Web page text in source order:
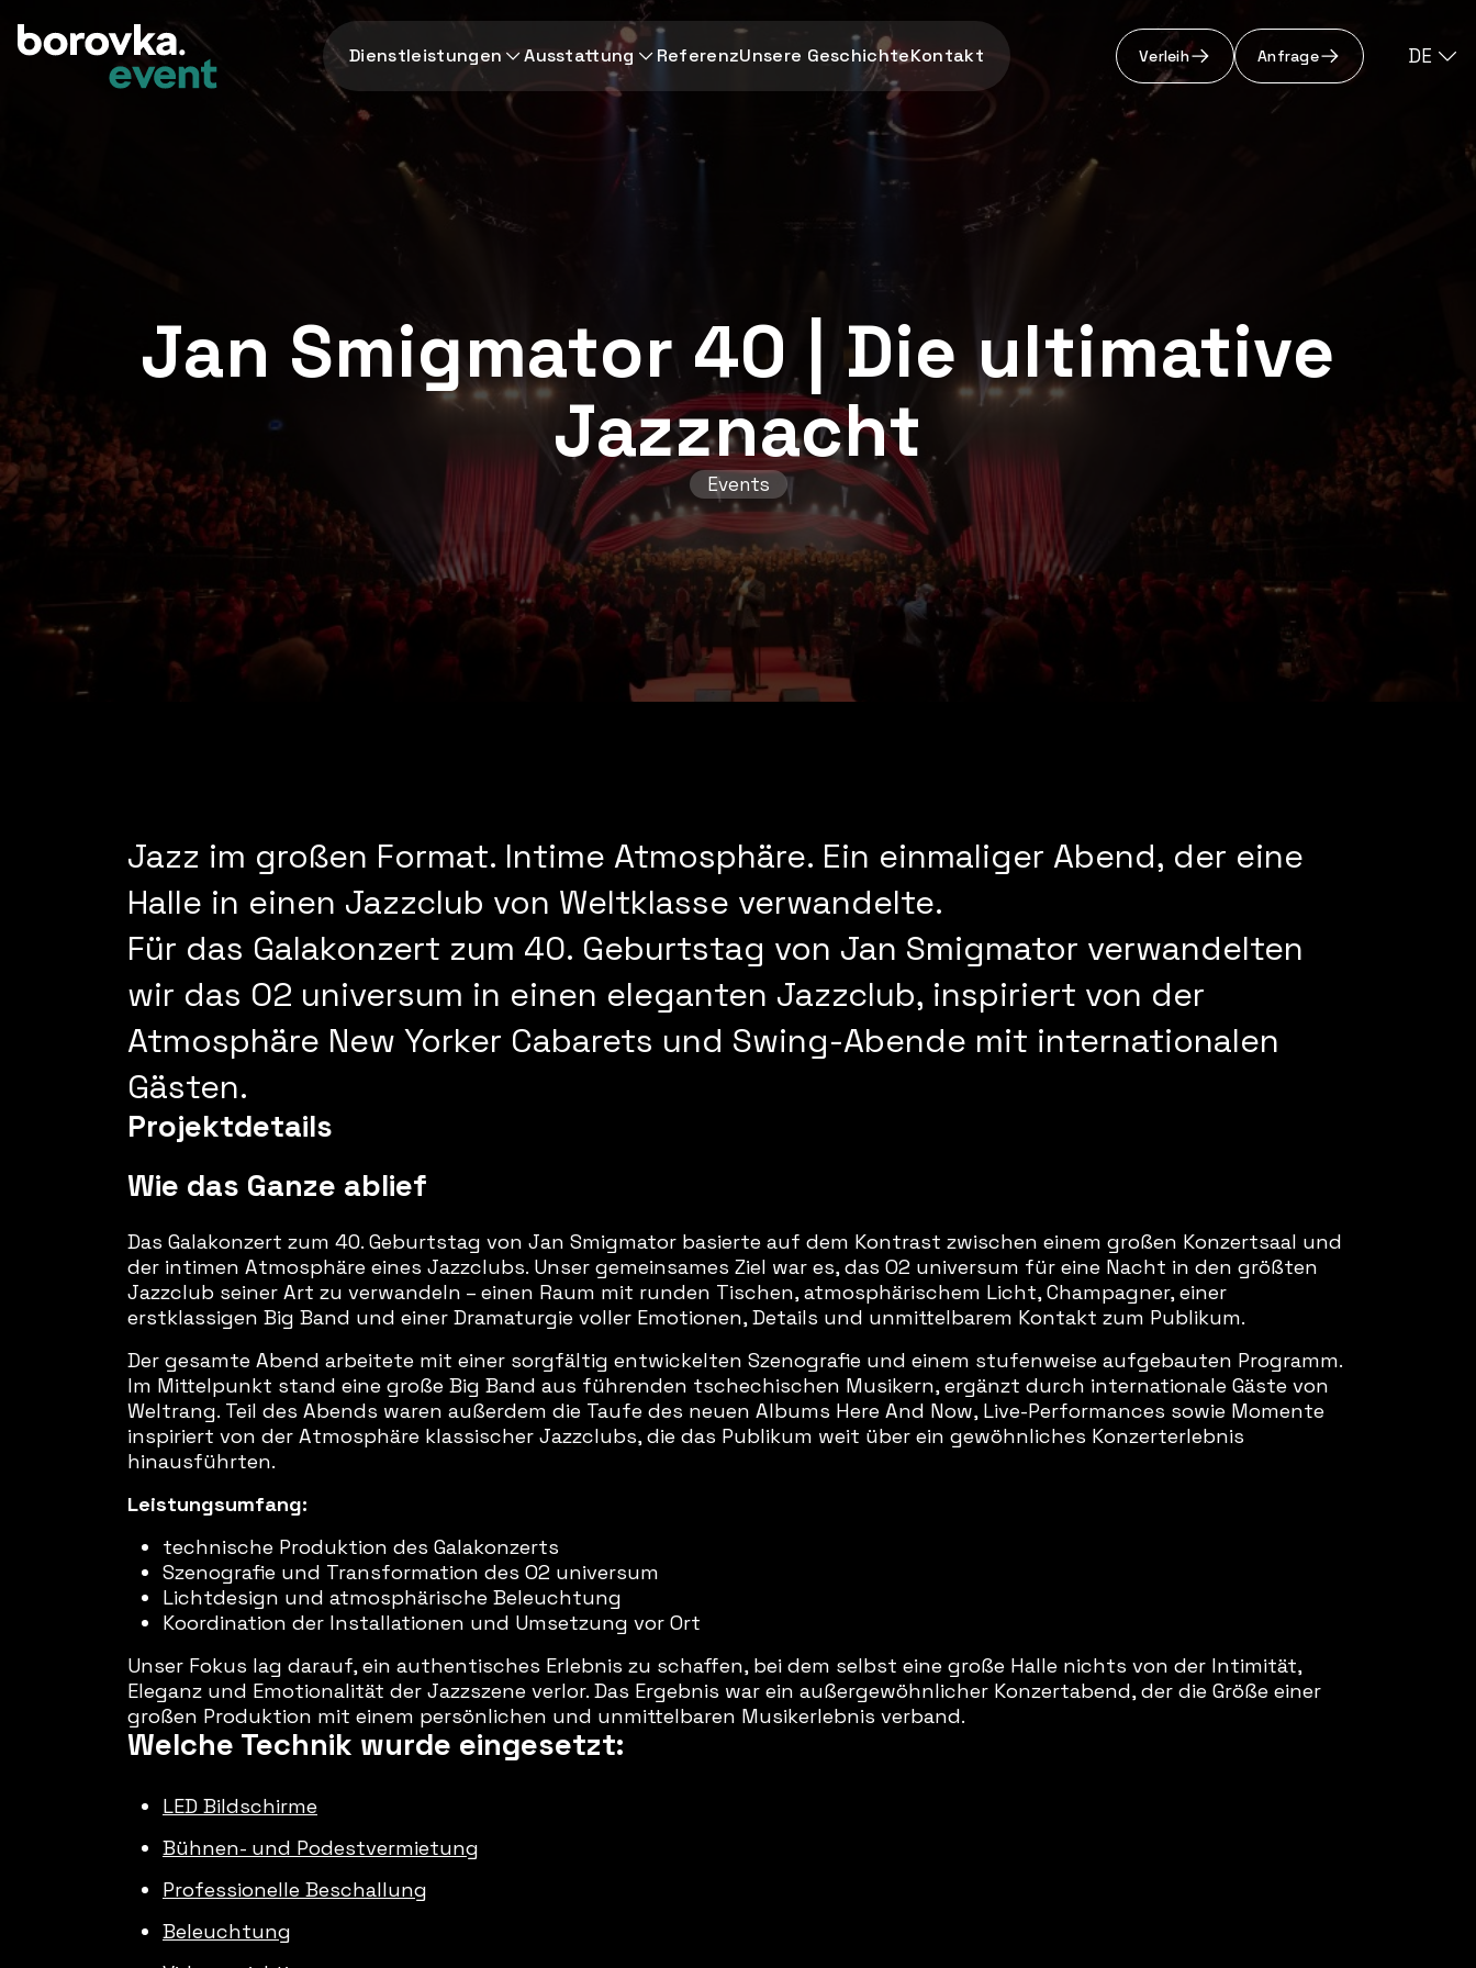
Dienstleistungen Ausstattung ReferenzUnsere GeschichteKontakt Verleih Anfrage DE
Jan Smigmator 40 | Die ultimative
Jazznacht
Events
Jazz im großen Format. Intime Atmosphäre. Ein einmaliger Abend, der eine
Halle in einen Jazzclub von Weltklasse verwandelte.
Für das Galakonzert zum 40. Geburtstag von Jan Smigmator verwandelten
wir das O2 universum in einen eleganten Jazzclub, inspiriert von der
Atmosphäre New Yorker Cabarets und Swing-Abende mit internationalen
Gästen.
Projektdetails
Wie das Ganze ablief
Das Galakonzert zum 40. Geburtstag von Jan Smigmator basierte auf dem Kontrast zwischen einem großen Konzertsaal und
der intimen Atmosphäre eines Jazzclubs. Unser gemeinsames Ziel war es, das O2 universum für eine Nacht in den größten
Jazzclub seiner Art zu verwandeln – einen Raum mit runden Tischen, atmosphärischem Licht, Champagner, einer
erstklassigen Big Band und einer Dramaturgie voller Emotionen, Details und unmittelbarem Kontakt zum Publikum.
Der gesamte Abend arbeitete mit einer sorgfältig entwickelten Szenografie und einem stufenweise aufgebauten Programm.
Im Mittelpunkt stand eine große Big Band aus führenden tschechischen Musikern, ergänzt durch internationale Gäste von
Weltrang. Teil des Abends waren außerdem die Taufe des neuen Albums Here And Now, Live-Performances sowie Momente
inspiriert von der Atmosphäre klassischer Jazzclubs, die das Publikum weit über ein gewöhnliches Konzerterlebnis
hinausführten.
Leistungsumfang:
technische Produktion des Galakonzerts
Szenografie und Transformation des O2 universum
Lichtdesign und atmosphärische Beleuchtung
Koordination der Installationen und Umsetzung vor Ort
Unser Fokus lag darauf, ein authentisches Erlebnis zu schaffen, bei dem selbst eine große Halle nichts von der Intimität,
Eleganz und Emotionalität der Jazzszene verlor. Das Ergebnis war ein außergewöhnlicher Konzertabend, der die Größe einer
großen Produktion mit einem persönlichen und unmittelbaren Musikerlebnis verband.
Welche Technik wurde eingesetzt:
LED Bildschirme
Bühnen- und Podestvermietung
Professionelle Beschallung
Beleuchtung